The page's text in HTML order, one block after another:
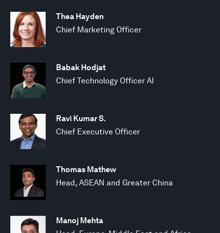
Thea Hayden
Chief Marketing Officer
Babak Hodjat
Chief Technology Officer AI
Ravi Kumar S.
Chief Executive Officer
Thomas Mathew
Head, ASEAN and Greater China
Manoj Mehta